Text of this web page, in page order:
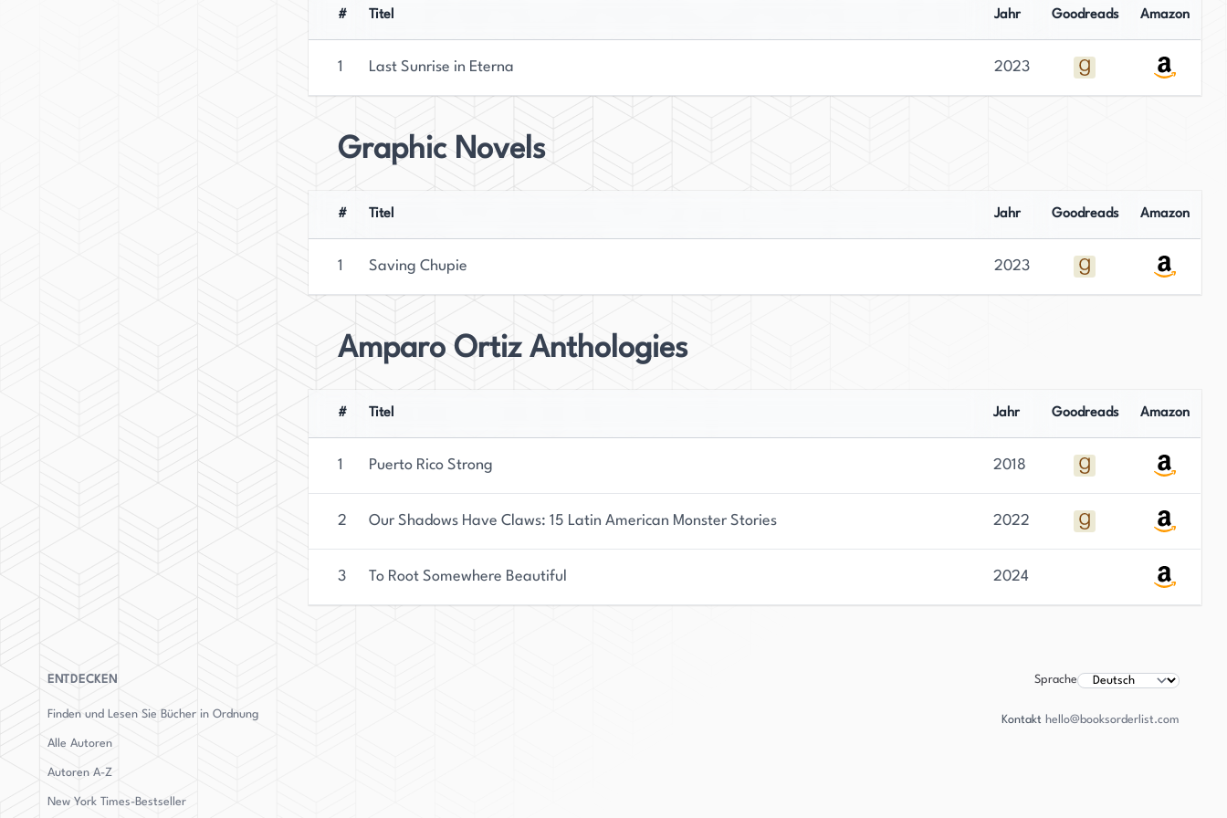
# Titel Jahr Goodreads Amazon
1 Last Sunrise in Eterna 2023
Graphic Novels
# Titel Jahr Goodreads Amazon
1 Saving Chupie 2023
Amparo Ortiz Anthologies
# Titel Jahr Goodreads Amazon
1 Puerto Rico Strong 2018
2 Our Shadows Have Claws: 15 Latin American Monster Stories 2022
3 To Root Somewhere Beautiful 2024
ENTDECKEN
Finden und Lesen Sie Bücher in Ordnung
Alle Autoren
Autoren A-Z
New York Times-Bestseller
Sprache
Kontakt hello@booksorderlist.com